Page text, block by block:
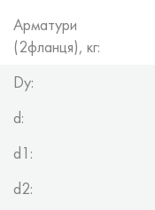
Арматури
(2фланця), кг:
Dy:
d:
d1:
d2: